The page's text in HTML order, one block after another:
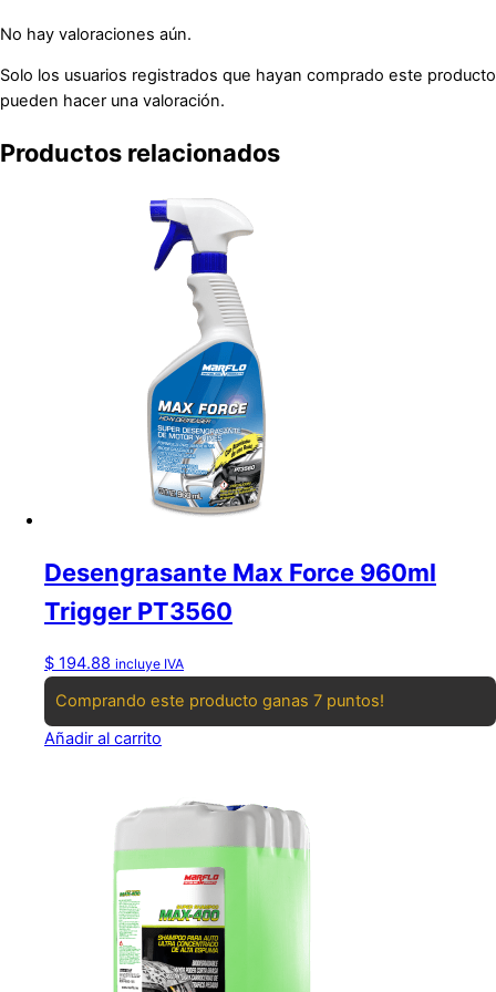
No hay valoraciones aún.
Solo los usuarios registrados que hayan comprado este producto
pueden hacer una valoración.
Productos relacionados
Desengrasante Max Force 960ml
Trigger PT3560
$ 194.88 incluye IVA
Comprando este producto ganas 7 puntos!
Añadir al carrito